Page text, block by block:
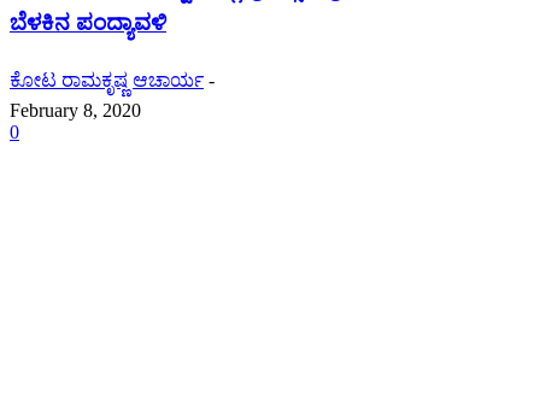
ಬೆಳಕಿನ ಪಂದ್ಯಾವಳಿ
ಕೋಟ ರಾಮಕೃಷ್ಣ ಆಚಾರ್ಯ -
February 8, 2020
0